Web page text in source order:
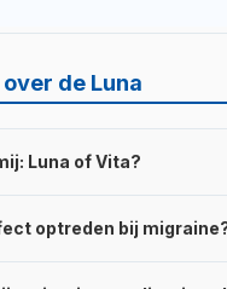
siliconenmondstukje kunt
de Luna
Luna of Vita?
u één apparaat wilt dat
zo lang meegaat en
optreden bij